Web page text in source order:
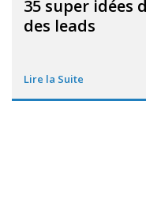
35 super idées
des leads
Lire la Suite